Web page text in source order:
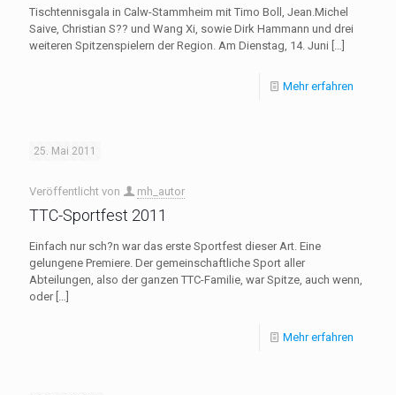
Tischtennisgala in Calw-Stammheim mit Timo Boll, Jean.Michel
Saive, Christian S?? und Wang Xi, sowie Dirk Hammann und drei
weiteren Spitzenspielern der Region. Am Dienstag, 14. Juni […]
Mehr erfahren
25. Mai 2011
Veröffentlicht von mh_autor
TTC-Sportfest 2011
Einfach nur sch?n war das erste Sportfest dieser Art. Eine
gelungene Premiere. Der gemeinschaftliche Sport aller
Abteilungen, also der ganzen TTC-Familie, war Spitze, auch wenn,
oder[…]
Mehr erfahren